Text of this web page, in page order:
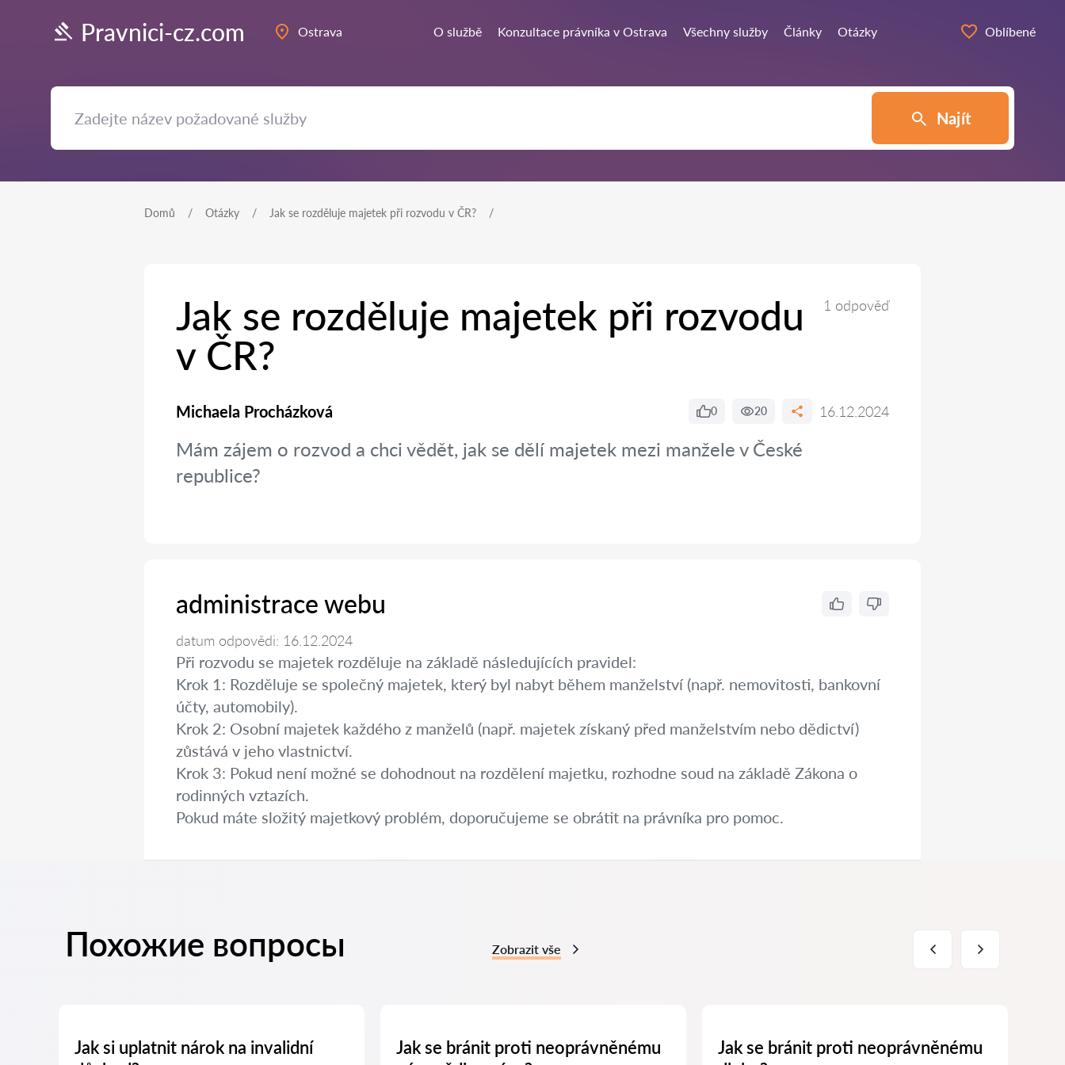
Pravnici-cz.com Ostrava O službě Konzultace právníka v Ostrava Všechny služby Články Otázky Oblíbené
Najít
Domů Otázky Jak se rozděluje majetek při rozvodu v ČR?
Jak se rozděluje majetek při rozvodu
v ČR?
1 odpověď
Michaela Procházková 0 20 16.12.2024
Mám zájem o rozvod a chci vědět, jak se dělí majetek mezi manžele v České
republice?
administrace webu
datum odpovědi: 16.12.2024
Při rozvodu se majetek rozděluje na základě následujících pravidel:
Krok 1: Rozděluje se společný majetek, který byl nabyt během manželství (např. nemovitosti, bankovní
účty, automobily).
Krok 2: Osobní majetek každého z manželů (např. majetek získaný před manželstvím nebo dědictví)
zůstává v jeho vlastnictví.
Krok 3: Pokud není možné se dohodnout na rozdělení majetku, rozhodne soud na základě Zákona o
rodinných vztazích.
Pokud máte složitý majetkový problém, doporučujeme se obrátit na právníka pro pomoc.
Похожие вопросы Zobrazit vše
Jak si uplatnit nárok na invalidní
Jak se bránit proti neoprávněnému
Jak se bránit proti neoprávněnému